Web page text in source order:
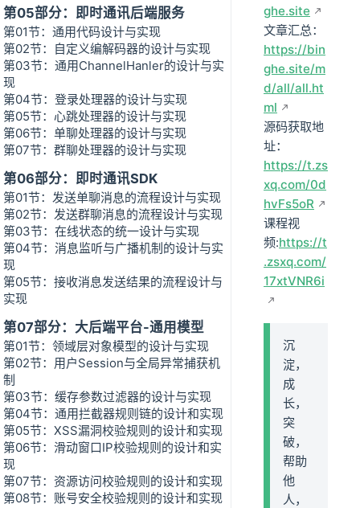
第05部分：即时通讯后端服务
第01节：通用代码设计与实现
第02节：自定义编解码器的设计与实现
第03节：通用ChannelHanler的设计与实
现
第04节：登录处理器的设计与实现
第05节：心跳处理器的设计与实现
第06节：单聊处理器的设计与实现
第07节：群聊处理器的设计与实现
第06部分：即时通讯SDK
第01节：发送单聊消息的流程设计与实现
第02节：发送群聊消息的流程设计与实现
第03节：在线状态的统一设计与实现
第04节：消息监听与广播机制的设计与实
现
第05节：接收消息发送结果的流程设计与
实现
第07部分：大后端平台-通用模型
第01节：领域层对象模型的设计与实现
第02节：用户Session与全局异常捕获机
制
第03节：缓存参数过滤器的设计与实现
第04节：通用拦截器规则链的设计和实现
第05节：XSS漏洞校验规则的设计和实现
第06节：滑动窗口IP校验规则的设计和实
现
第07节：资源访问校验规则的设计和实现
第08节：账号安全校验规则的设计和实现
ghe.site
文章汇总：
https://bin
ghe.site/m
d/all/all.ht
ml
源码获取地
址：
https://t.zs
xq.com/0d
hvFs5oR
课程视
频:https://t
.zsxq.com/
17xtVNR6i
沉
淀，
成
长，
突
破，
帮助
他
人，